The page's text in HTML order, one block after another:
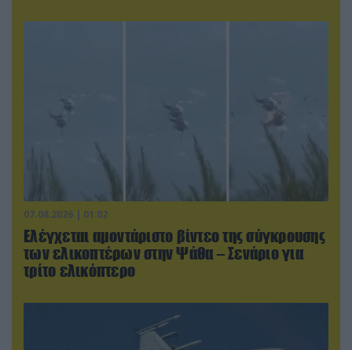
07.08.2026 | 01:02
Ελέγχεται αμοντάριστο βίντεο της σύγκρουσης
των ελικοπτέρων στην Ψάθα – Σενάριο για
τρίτο ελικόπτερο